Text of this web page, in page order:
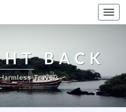
BACK
Travels